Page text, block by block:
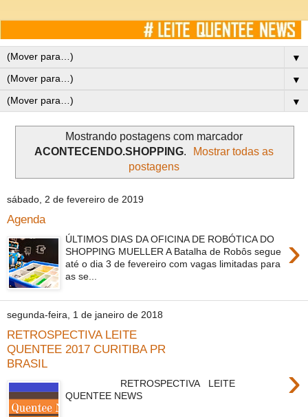
▼
▼
▼
Mostrando postagens com marcador
ACONTECENDO.SHOPPING.
Mostrar todas as
postagens
sábado, 2 de fevereiro de 2019
Agenda
›
ÚLTIMOS DIAS DA OFICINA DE ROBÓTICA DO
SHOPPING MUELLER A Batalha de Robôs segue
até o dia 3 de fevereiro com vagas limitadas para
as se...
segunda-feira, 1 de janeiro de 2018
RETROSPECTIVA LEITE
QUENTEE 2017 CURITIBA PR
BRASIL
›
RETROSPECTIVA LEITE
QUENTEE NEWS